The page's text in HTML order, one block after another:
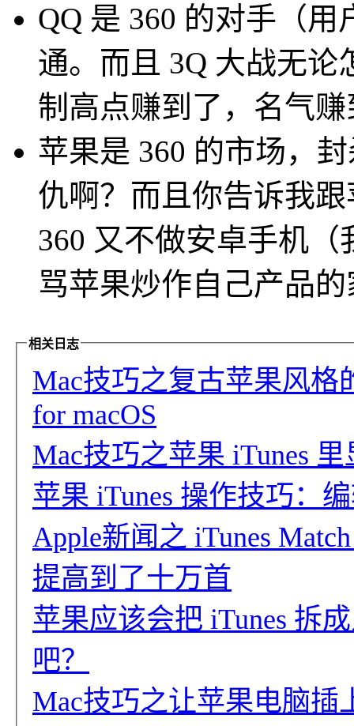
QQ 是 360 的对手（
通。而且 3Q 大战无论
制高点赚到了，名气
苹果是 360 的市场，
仇啊？而且你告诉我
360 又不做安卓手机
骂苹果炒作自己产品
相关日志
Mac技巧之复古苹果风格
for macOS
Mac技巧之苹果 iTunes
苹果 iTunes 操作技巧：
Apple新闻之 iTunes
提高到了十万首
苹果应该会把 iTunes 拆
吧？
Mac技巧之让苹果电脑插